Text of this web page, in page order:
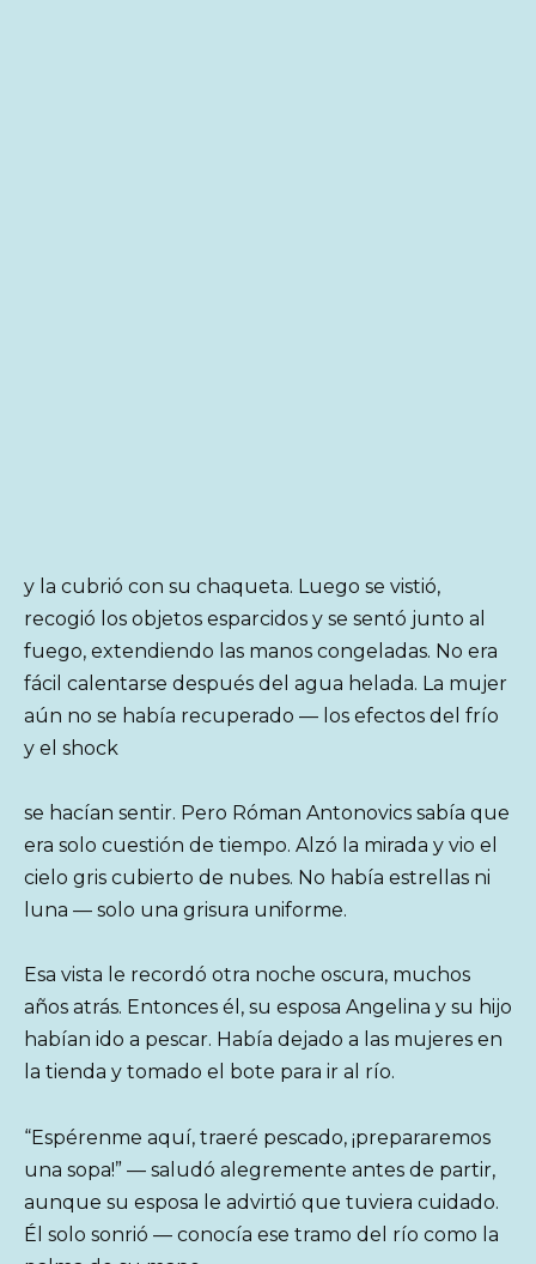
y la cubrió con su chaqueta. Luego se vistió,
recogió los objetos esparcidos y se sentó junto al
fuego, extendiendo las manos congeladas. No era
fácil calentarse después del agua helada. La mujer
aún no se había recuperado — los efectos del frío
y el shock
se hacían sentir. Pero Róman Antonovics sabía que
era solo cuestión de tiempo. Alzó la mirada y vio el
cielo gris cubierto de nubes. No había estrellas ni
luna — solo una grisura uniforme.
Esa vista le recordó otra noche oscura, muchos
años atrás. Entonces él, su esposa Angelina y su hijo
habían ido a pescar. Había dejado a las mujeres en
la tienda y tomado el bote para ir al río.
“Espérenme aquí, traeré pescado, ¡prepararemos
una sopa!” — saludó alegremente antes de partir,
aunque su esposa le advirtió que tuviera cuidado.
Él solo sonrió — conocía ese tramo del río como la